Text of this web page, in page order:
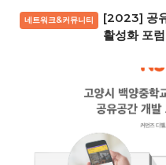
네트워크&커뮤니티
[2023] 공
활성화 포럼